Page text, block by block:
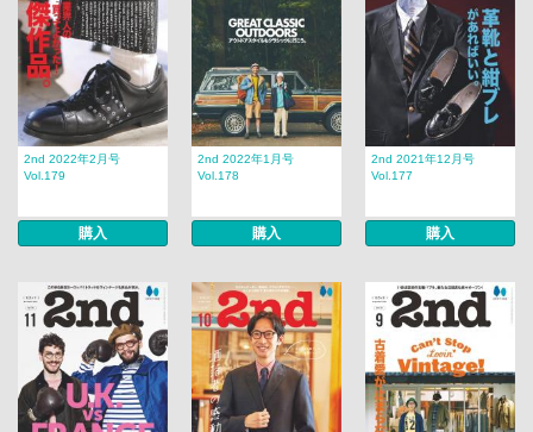
2nd 2022年2月号
Vol.179
購入
2nd 2022年1月号
Vol.178
購入
2nd 2021年12月号
Vol.177
購入